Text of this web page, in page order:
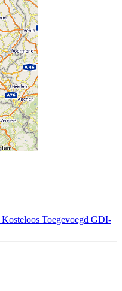
Kosteloos Toegevoegd GDI-